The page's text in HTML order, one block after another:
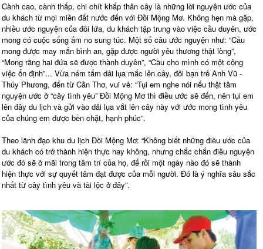
Cành cao, cành thấp, chi chít khắp thân cây là những lời nguyện ước của
du khách từ mọi miền đất nước đến với Đồi Mộng Mơ. Không hẹn mà gặp,
nhiều ước nguyện của đôi lứa, du khách tập trung vào việc cầu duyên, ước
mong có cuộc sống ấm no sung túc. Một số câu ước nguyện như: “Cầu
mong được may mắn bình an, gặp được người yêu thương thật lòng”,
“Mong rằng hai đứa sẽ được thành duyên”, “Cầu cho mình có một công
việc ổn định”... Vừa ném tấm dải lụa mắc lên cây, đôi bạn trẻ Anh Vũ -
Thúy Phương, đến từ Cần Thơ, vui vẻ: “Tụi em nghe nói nếu thật tâm
nguyện ước ở “cây tình yêu” Đồi Mộng Mơ thì điều ước sẽ đến, nên tụi em
lên đây du lịch và gửi vào dải lụa vắt lên cây này với ước mong tình yêu
của chúng em được bền chặt, hạnh phúc”.
Theo lãnh đạo khu du lịch Đồi Mộng Mơ: “Không biết những điều ước của
du khách có trở thành hiện thực hay không, nhưng chắc chắn điều nguyện
ước đó sẽ ở mãi trong tâm trí của họ, để rồi một ngày nào đó sẽ thành
hiện thực với sự quyết tâm đạt được của mỗi người. Đó là ý nghĩa sâu sắc
nhất từ cây tình yêu và tài lộc ở đây”.